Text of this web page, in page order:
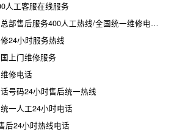
人工客服在线服务
售后服务400人工热线/全国统一维修电话是多少
24小时服务热线
上门维修服务
修电话
号码24小时售后统一热线
一人工24小时电话
后24小时热线电话